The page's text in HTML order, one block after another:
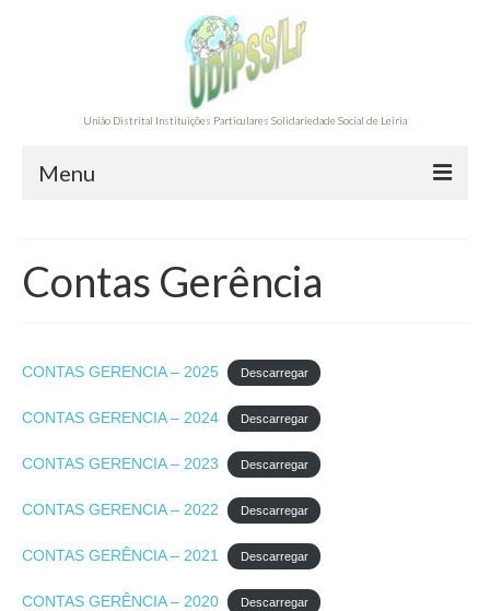
União Distrital Instituições Particulares Solidariedade Social de Leiria
Menu
Órgãos Sociais 2025/2028
Documentação
FORMAÇÃO
Formação
Inquérito Necessidades de Formação
ASSOCIADAS
PROTOCOLOS
Contas Gerência
CONTAS GERENCIA – 2025 Descarregar
CONTAS GERENCIA – 2024 Descarregar
CONTAS GERENCIA – 2023 Descarregar
CONTAS GERENCIA – 2022 Descarregar
CONTAS GERÊNCIA – 2021 Descarregar
CONTAS GERÊNCIA – 2020 Descarregar